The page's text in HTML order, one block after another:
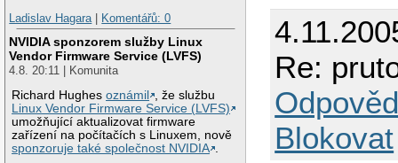
Ladislav Hagara| Komentářů: 0
NVIDIA sponzorem služby Linux
Vendor Firmware Service (LVFS)
4.8. 20:11 | Komunita
Richard Hughesoznámil
, že službu
Linux Vendor Firmware Service (LVFS)
umožňující aktualizovat firmware
zařízení na počítačích s Linuxem, nově
sponzoruje také společnost NVIDIA .
Re:
Blokovat